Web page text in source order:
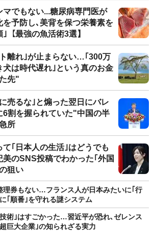
マでもない...糖尿病専門医が
を予防し､美背を保つ栄養素を
【最強の魚活術3選】
離れ｣が止まらない…｢300万
犬は時代遅れ｣という真のお金
先"
売るな｣と煽った翌日にバレ
割を握られていた"中国の半
所
｢日本人の生活｣はどうでも
のSNS投稿でわかった｢外国
狙い
理券もない…フランス人が日本みたいに｢行
｢順番｣を守れる謎システム
術｣はすごかった…習近平が恐れ､ゼレンス
巨大企業｣の知られざる実力